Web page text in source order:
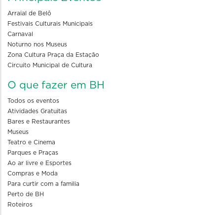
Arraial de Belô
Festivais Culturais Municipais
Carnaval
Noturno nos Museus
Zona Cultura Praça da Estação
Circuito Municipal de Cultura
O que fazer em BH
Todos os eventos
Atividades Gratuitas
Bares e Restaurantes
Museus
Teatro e Cinema
Parques e Praças
Ao ar livre e Esportes
Compras e Moda
Para curtir com a familia
Perto de BH
Roteiros